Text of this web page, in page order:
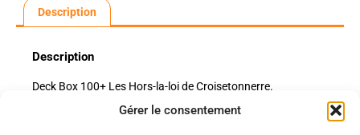
Gérer le consentement
Description
Description
Deck Box 100+ Les Hors-la-loi de Croisetonnerre.